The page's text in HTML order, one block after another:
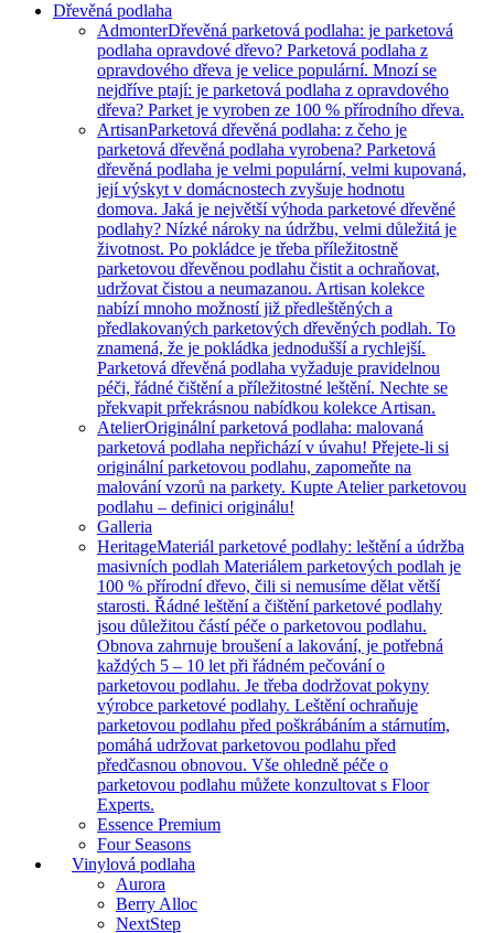
Dřevěná podlaha
AdmonterDřevěná parketová podlaha: je parketová
podlaha opravdové dřevo? Parketová podlaha z
opravdového dřeva je velice populární. Mnozí se
nejdříve ptají: je parketová podlaha z opravdového
dřeva? Parket je vyroben ze 100 % přírodního dřeva.
ArtisanParketová dřevěná podlaha: z čeho je
parketová dřevěná podlaha vyrobena? Parketová
dřevěná podlaha je velmi populární, velmi kupovaná,
její výskyt v domácnostech zvyšuje hodnotu
domova. Jaká je největší výhoda parketové dřevěné
podlahy? Nízké nároky na údržbu, velmi důležitá je
životnost. Po pokládce je třeba příležitostně
parketovou dřevěnou podlahu čistit a ochraňovat,
udržovat čistou a neumazanou. Artisan kolekce
nabízí mnoho možností již předleštěných a
předlakovaných parketových dřevěných podlah. To
znamená, že je pokládka jednodušší a rychlejší.
Parketová dřevěná podlaha vyžaduje pravidelnou
péči, řádné čištění a příležitostné leštění. Nechte se
překvapit prřekrásnou nabídkou kolekce Artisan.
AtelierOriginální parketová podlaha: malovaná
parketová podlaha nepřichází v úvahu! Přejete-li si
originální parketovou podlahu, zapomeňte na
malování vzorů na parkety. Kupte Atelier parketovou
podlahu – definici originálu!
Galleria
HeritageMateriál parketové podlahy: leštění a údržba
masivních podlah Materiálem parketových podlah je
100 % přírodní dřevo, čili si nemusíme dělat větší
starosti. Řádné leštění a čištění parketové podlahy
jsou důležitou částí péče o parketovou podlahu.
Obnova zahrnuje broušení a lakování, je potřebná
každých 5 – 10 let při řádném pečování o
parketovou podlahu. Je třeba dodržovat pokyny
výrobce parketové podlahy. Leštění ochraňuje
parketovou podlahu před poškrábáním a stárnutím,
pomáhá udržovat parketovou podlahu před
předčasnou obnovou. Vše ohledně péče o
parketovou podlahu můžete konzultovat s Floor
Experts.
Essence Premium
Four Seasons
Vinylová podlaha
Aurora
Berry Alloc
NextStep